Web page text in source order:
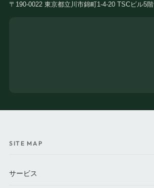
〒190-0022 東京都立川市錦町1-4-20 TSCビル5階
SITE MAP
サービス